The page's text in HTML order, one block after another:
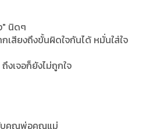
" นิดๆ
เสียงถึงขั้นผิดใจกันได้ หมั่นใส่ใจ
เจอก็ยังไม่ถูกใจ
บคุณพ่อคุณแม่